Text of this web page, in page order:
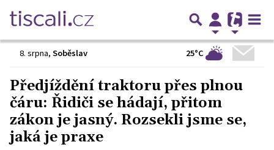
8. srpna, Soběslav 25°C
Předjíždění traktoru přes plnou
čáru: Řidiči se hádají, přitom
zákon je jasný. Rozsekli jsme se,
jaká je praxe